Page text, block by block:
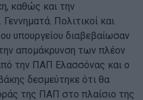
καθώς και την
Πολιτικοί και
υπουργείου διαβεβαίωσαν
απομάκρυνση των πλέον
την ΠΑΠ Ελασσόνας και ο
δεσμεύτηκε ότι θα
της ΠΑΠ στο πλαίσιο της